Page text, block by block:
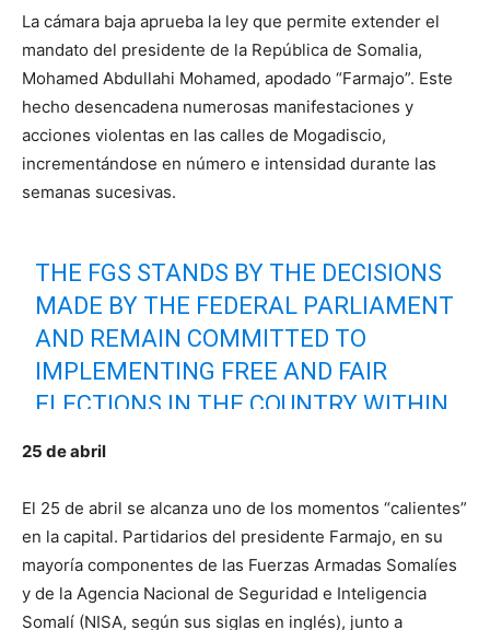
La cámara baja aprueba la ley que permite extender el
mandato del presidente de la República de Somalia,
Mohamed Abdullahi Mohamed, apodado “Farmajo”. Este
hecho desencadena numerosas manifestaciones y
acciones violentas en las calles de Mogadiscio,
incrementándose en número e intensidad durante las
semanas sucesivas.
THE FGS STANDS BY THE DECISIONS
MADE BY THE FEDERAL PARLIAMENT
AND REMAIN COMMITTED TO
IMPLEMENTING FREE AND FAIR
ELECTIONS IN THE COUNTRY WITHIN
THE STIPULATED TIMEFRAME. WE
CONTINUE THEIR CONSTRUCTIVE
SUPPORT.
🔗➡
HTTPS://T.CO/9K7MFWWDOL#SOMA
25 de abril
El 25 de abril se alcanza uno de los momentos “calientes”
en la capital. Partidarios del presidente Farmajo, en su
mayoría componentes de las Fuerzas Armadas Somalíes
y de la Agencia Nacional de Seguridad e Inteligencia
Somalí (NISA, según sus siglas en inglés), junto a